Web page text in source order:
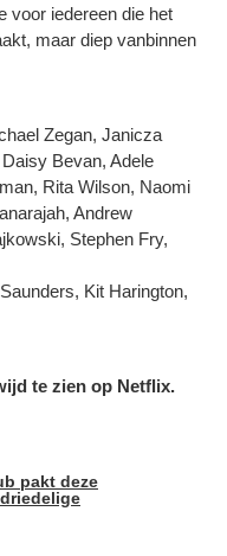
voor iedereen die het
maar diep vanbinnen
Zegan, Janicza
Bevan, Adele
Rita Wilson, Naomi
Andrew
Stephen Fry,
Kit Harington,
te zien op Netflix.
pakt deze